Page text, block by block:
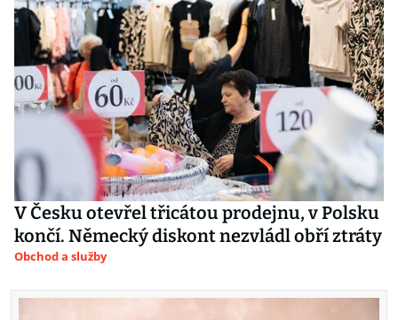
V Česku otevřel třicátou prodejnu, v Polsku
končí. Německý diskont nezvládl obří ztráty
Obchod a služby